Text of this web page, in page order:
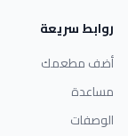
روابط سريعة
أضف مطعمك
مساعدة
الوصفات